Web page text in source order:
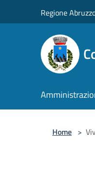
Regione
Home >